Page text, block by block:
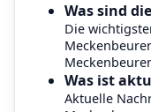
Was sind
Die
Was ist
Aktuelle